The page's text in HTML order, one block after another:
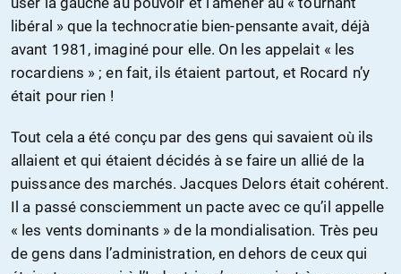
libéral » que la technocratie bien-pensante avait, déjà
avant 1981, imaginé pour elle. On les appelait « les
rocardiens » ; en fait, ils étaient partout, et Rocard n’y
était pour rien !
Tout cela a été conçu par des gens qui savaient où ils
allaient et qui étaient décidés à se faire un allié de la
puissance des marchés. Jacques Delors était cohérent.
Il a passé consciemment un pacte avec ce qu’il appelle
« les vents dominants » de la mondialisation. Très peu
de gens dans l’administration, en dehors de ceux qui